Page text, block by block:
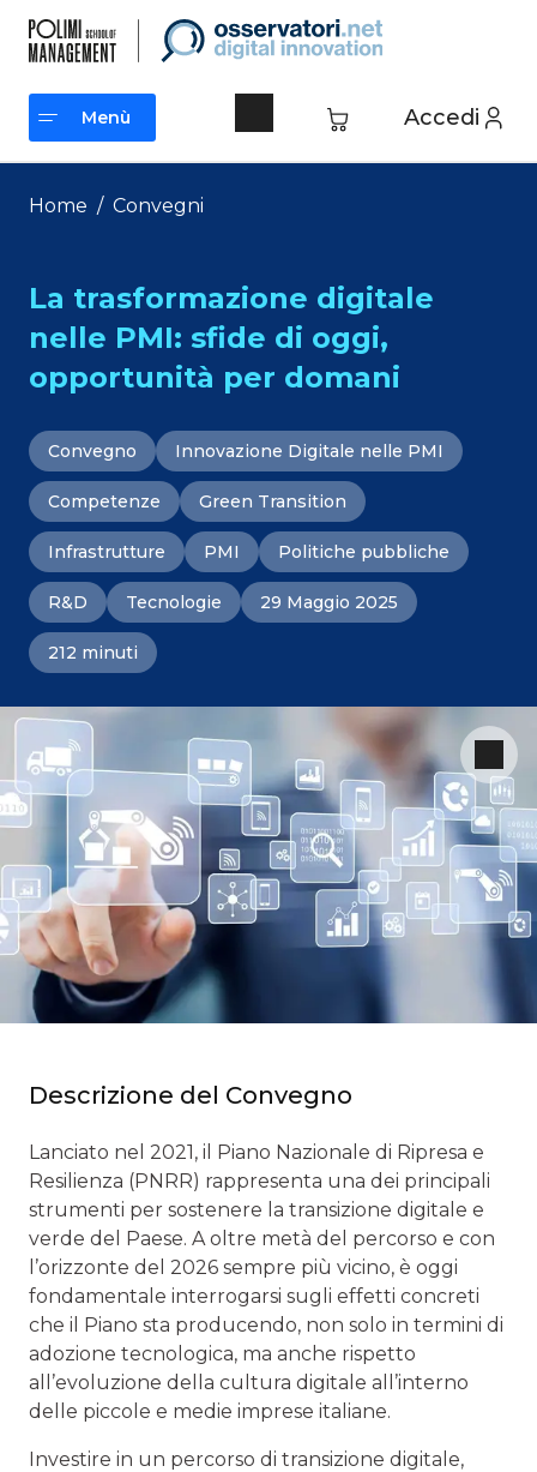
contenuto
Accedi
Menù
Menù
Home / Convegni
La trasformazione digitale
nelle PMI: sfide di oggi,
opportunità per domani
Convegno Innovazione Digitale nelle PMI
Competenze Green Transition
Infrastrutture PMI Politiche pubbliche
R&D Tecnologie 29 Maggio 2025
212 minuti
Descrizione del Convegno
Lanciato nel 2021, il Piano Nazionale di Ripresa e
Resilienza (PNRR) rappresenta una dei principali
strumenti per sostenere la transizione digitale e
verde del Paese. A oltre metà del percorso e con
l’orizzonte del 2026 sempre più vicino, è oggi
fondamentale interrogarsi sugli effetti concreti
che il Piano sta producendo, non solo in termini di
adozione tecnologica, ma anche rispetto
all’evoluzione della cultura digitale all’interno
delle piccole e medie imprese italiane.
Investire in un percorso di transizione digitale,